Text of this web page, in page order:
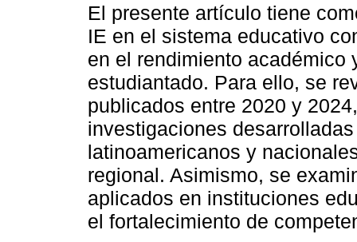
El presente artículo tiene
IE en el sistema educativo
en el rendimiento académico
estudiantado. Para ello, se
publicados entre 2020 y
investigaciones
latinoamericanos y
regional. Asimismo, se
aplicados en instituciones
el fortalecimiento de